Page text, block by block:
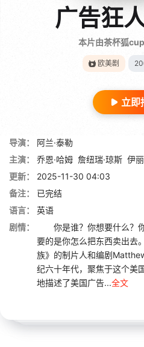
广告狂
本片由茶杯狐
欧美剧
立即
导演：
阿兰·泰勒
主演：
乔恩·哈姆 詹纽瑞·琼斯 伊
更新：
2025-11-30 04:03
备注：
已完结
语言：
英语
剧情：
你是谁？你想要什么？你
要的是你怎么把东西卖出
族》的制片人和编剧
纪六十年代，聚焦于这个美
地描述了美国广告...全文